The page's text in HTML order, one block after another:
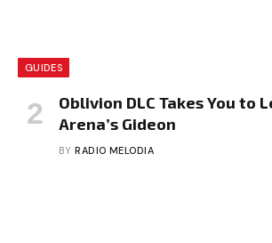
GUIDES
Oblivion DLC Takes You to
Arena’s Gideon
BY RADIO MELODIA